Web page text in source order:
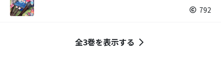
792
全3巻を表示する